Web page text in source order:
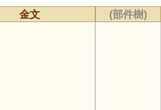
金文 (部件樹)